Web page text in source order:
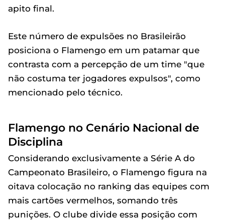
apito final.
Este número de expulsões no Brasileirão
posiciona o Flamengo em um patamar que
contrasta com a percepção de um time "que
não costuma ter jogadores expulsos", como
mencionado pelo técnico.
Flamengo no Cenário Nacional de
Disciplina
Considerando exclusivamente a Série A do
Campeonato Brasileiro, o Flamengo figura na
oitava colocação no ranking das equipes com
mais cartões vermelhos, somando três
punições. O clube divide essa posição com